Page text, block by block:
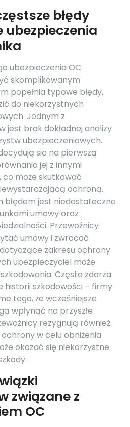
błędy
ubezpieczenia
ubezpieczenia OC
skomplikowanym
popełnia typowe błędy,
do niekorzystnych
Jednym z
jest brak dokładnej analizy
ubezpieczeniowych.
się na pierwszą
jej z innymi
może skutkować
ochroną.
błędem jest niedostateczne
umowy oraz
Przewoźnicy
umowy i zwracać
zakresu ochrony
ubezpieczyciel może
Często zdarza
historii szkodowości – firmy
tego, że wcześniejsze
wpłynąć na przyszłe
rezygnują również
w celu obniżenia
okazać się niekorzystne
związane z
OC